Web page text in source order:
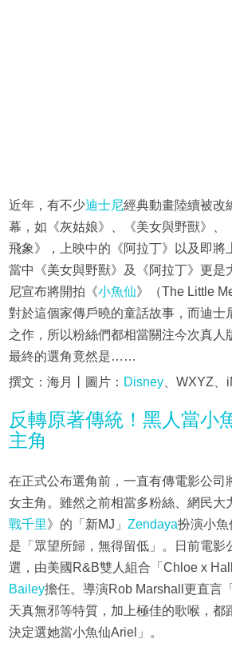
近年，有不少迪士尼經典動畫陸續被改
幕，如《灰姑娘》、《美女與野獸》、
飛象》，上映中的《阿拉丁》以及即將
當中《美女與野獸》及《阿拉丁》更是
尼宣布將開拍《小魚仙》（The Little
對於這個家傳戶曉的童話故事，而迪士
之作，所以粉絲們都相當關注今次真人
最終的選角竟然是……
撰文：海月丨圖片： Disney、WXYZ、
反轉原著傳統！黑人當小
主角
在正式公布選角前，一直有傳電影公司
女主角。雖然之前相當多粉絲、網民大
戰千里》的「新MJ」 Zendaya扮演小魚
是「眾望所歸，無得留低」。日前電影
選，由美國R&B雙人組合「Chloe x
Bailey擔任。導演Rob Marshall更直言
天真無邪等特質，加上極佳的歌喉，都
決定選她當小魚仙Ariel」。